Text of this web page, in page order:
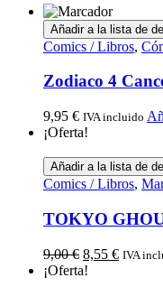
Añadir a la lista de
Comics / Libros,
Zodiaco 4
9,95 € IVA incluido
¡Oferta!
Añadir a la lista de
Comics / Libros,
TOKYO
9,00€ 8,55 € IVA
¡Oferta!